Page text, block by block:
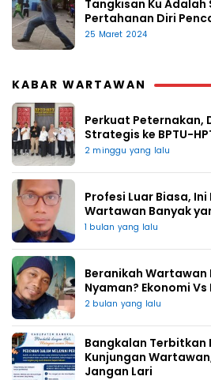
Tangkisan Ku
Pertahanan Diri
25 Maret 2024
KABAR WARTAWAN
Perkuat Peternakan,
Strategis ke BPTU-
2 minggu yang lalu
Profesi Luar Biasa,
Wartawan Banyak
1 bulan yang lalu
Beranikah Wartawan
Nyaman? Ekonomi
2 bulan yang lalu
Bangkalan Terbitkan
Kunjungan
Jangan Lari